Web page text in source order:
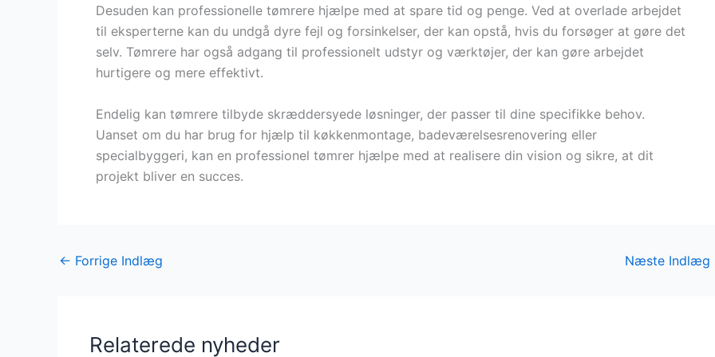
Desuden kan professionelle tømrere hjælpe med at spare tid og penge. Ved at overlade arbejdet
til eksperterne kan du undgå dyre fejl og forsinkelser, der kan opstå, hvis du forsøger at gøre det
selv. Tømrere har også adgang til professionelt udstyr og værktøjer, der kan gøre arbejdet
hurtigere og mere effektivt.
Endelig kan tømrere tilbyde skræddersyede løsninger, der passer til dine specifikke behov.
Uanset om du har brug for hjælp til køkkenmontage, badeværelsesrenovering eller
specialbyggeri, kan en professionel tømrer hjælpe med at realisere din vision og sikre, at dit
projekt bliver en succes.
← Forrige Indlæg Næste Indlæg
Relaterede nyheder